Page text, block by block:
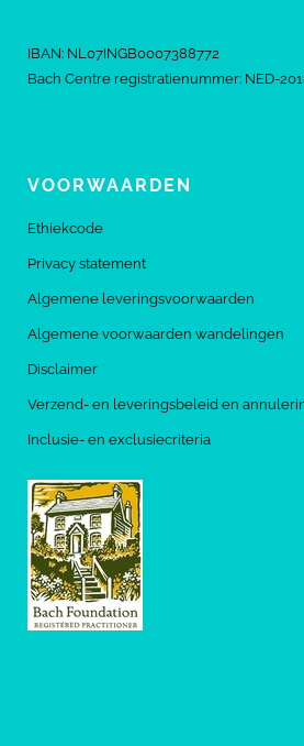
IBAN: NL07INGB0007388772
Bach Centre registratienummer: NED-
VOORWAARDEN
Ethiekcode
Privacy statement
Algemene leveringsvoorwaarden
Algemene voorwaarden wandelingen
Disclaimer
Verzend- en leveringsbeleid en
Inclusie- en exclusiecriteria